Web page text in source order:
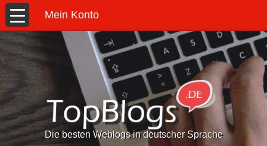
Mein Konto
Die besten Weblogs in deutscher Sprache